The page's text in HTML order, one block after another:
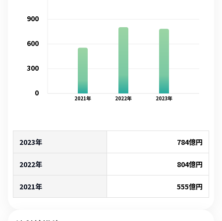
2021年 2022年 2023年
0
300
600
900
2023年 784億円
2022年 804億円
2021年 555億円